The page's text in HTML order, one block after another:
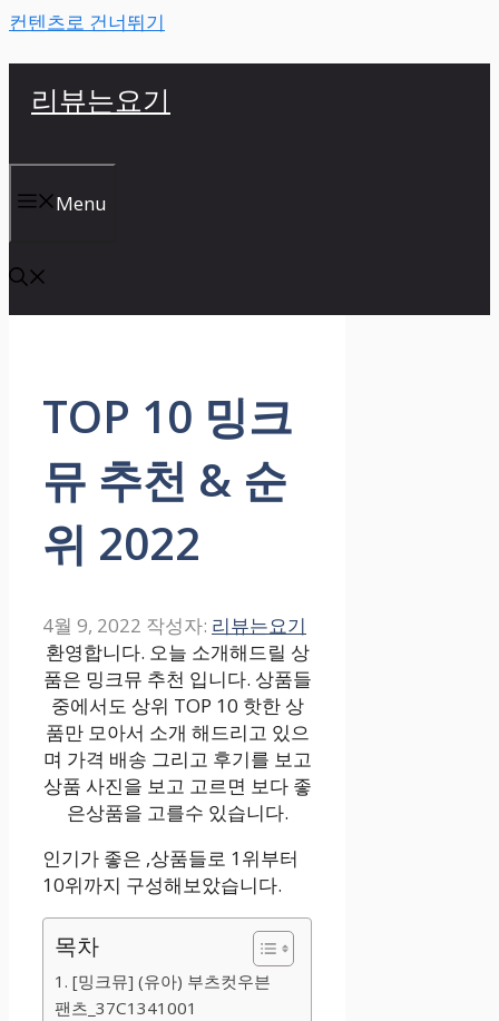
컨텐츠로 건너뛰기
리뷰는요기
Menu
TOP 10 밍크
뮤 추천 & 순
위 2022
4월 9, 2022 작성자: 리뷰는요기
환영합니다. 오늘 소개해드릴 상
품은 밍크뮤 추천 입니다. 상품들
중에서도 상위 TOP 10 핫한 상
품만 모아서 소개 해드리고 있으
며 가격 배송 그리고 후기를 보고
상품 사진을 보고 고르면 보다 좋
은상품을 고를수 있습니다.
인기가 좋은 ,상품들로 1위부터
10위까지 구성해보았습니다.
목차
1. [밍크뮤] (유아) 부츠컷우븐
팬츠_37C1341001